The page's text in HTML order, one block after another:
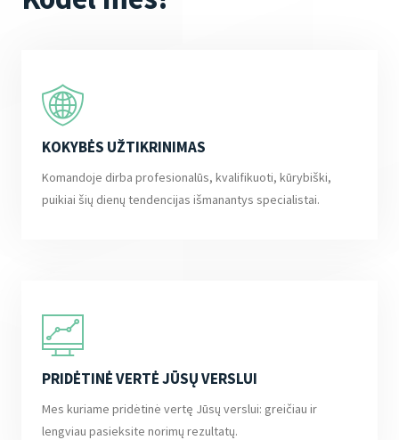
KOKYBĖS UŽTIKRINIMAS
Komandoje dirba profesionalūs, kvalifikuoti, kūrybiški,
puikiai šių dienų tendencijas išmanantys specialistai.
PRIDĖTINĖ VERTĖ JŪSŲ VERSLUI
Mes kuriame pridėtinė vertę Jūsų verslui: greičiau ir
lengviau pasieksite norimų rezultatų.